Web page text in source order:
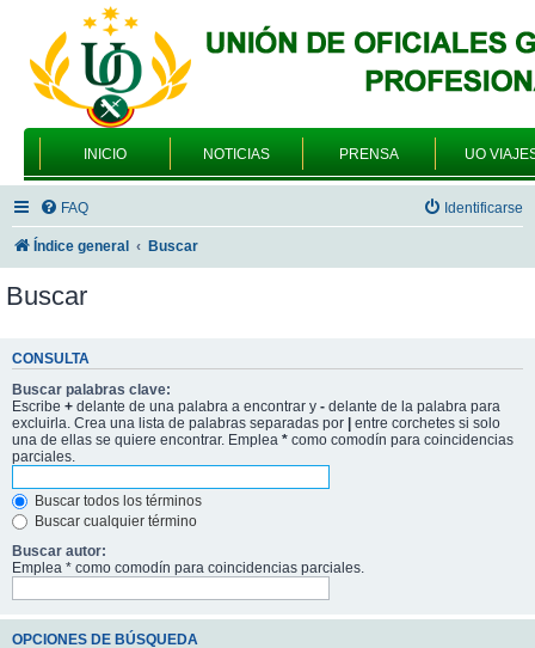
INICIO NOTICIAS PRENSA UO
FAQ Identificarse
Índice general Buscar
Buscar
CONSULTA
Buscar palabras clave:
Escribe + delante de una palabra a encontrar y - delante de la palabra para
excluirla. Crea una lista de palabras separadas por | entre corchetes si solo
una de ellas se quiere encontrar. Emplea * como comodín para coincidencias
parciales.
Buscar todos los términos
Buscar cualquier término
Buscar autor:
Emplea * como comodín para coincidencias parciales.
OPCIONES DE BÚSQUEDA